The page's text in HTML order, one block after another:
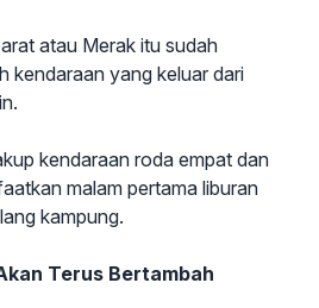
atau Merak itu sudah
kendaraan yang keluar dari
kendaraan roda empat dan
malam pertama liburan
kampung.
Terus Bertambah